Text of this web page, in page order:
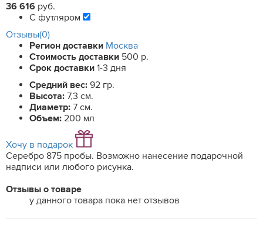
36 616 руб.
С футляром
Отзывы(0)
Регион доставки Москва
Стоимость доставки 500 р.
Срок доставки 1-3 дня
Средний вес: 92 гр.
Высота: 7,3 см.
Диаметр: 7 см.
Объем: 200 мл
Хочу в подарок
Серебро 875 пробы. Возможно нанесение подарочной
надписи или любого рисунка.
Отзывы о товаре
у данного товара пока нет отзывов